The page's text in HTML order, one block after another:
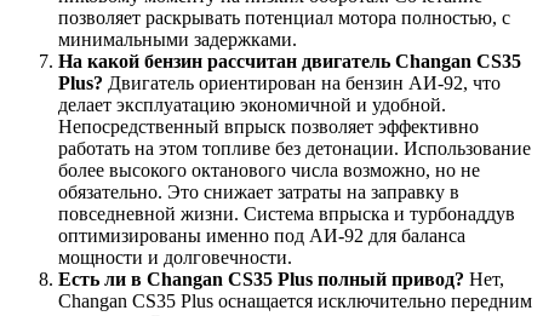
позволяет раскрывать потенциал мотора полностью, с
минимальными задержками.
На какой бензин рассчитан двигатель Changan CS35
Plus? Двигатель ориентирован на бензин АИ-92, что
делает эксплуатацию экономичной и удобной.
Непосредственный впрыск позволяет эффективно
работать на этом топливе без детонации. Использование
более высокого октанового числа возможно, но не
обязательно. Это снижает затраты на заправку в
повседневной жизни. Система впрыска и турбонаддув
оптимизированы именно под АИ-92 для баланса
мощности и долговечности.
Есть ли в Changan CS35 Plus полный привод? Нет,
Changan CS35 Plus оснащается исключительно передним